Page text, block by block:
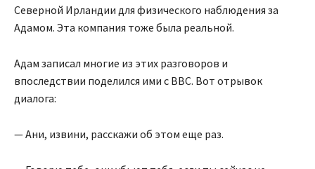
Северной Ирландии для физического наблюдения за
Адамом. Эта компания тоже была реальной.
Адам записал многие из этих разговоров и
впоследствии поделился ими с BBC. Вот отрывок
диалога:
— Ани, извини, расскажи об этом еще раз.